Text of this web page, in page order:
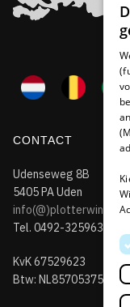
CONTACT
Udenseweg 8B
5405 PA Uden
info(@)plotterwinkel.nl
Tel. 0492-325963
KvK 67529623
Btw: NL857053759B01